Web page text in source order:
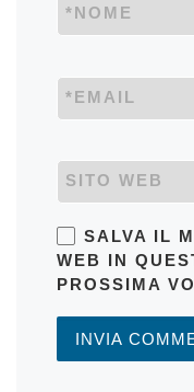
NOME
*
EMAIL
*
SITO WEB
SALVA IL
WEB IN
PROSSIMA